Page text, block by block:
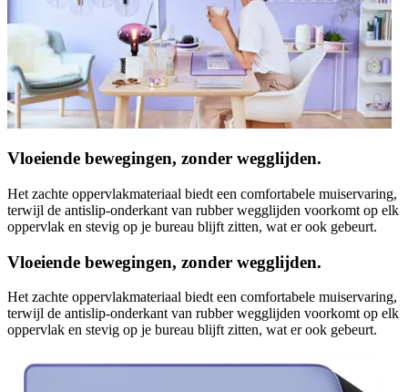
Vloeiende bewegingen, zonder wegglijden.
Het zachte oppervlakmateriaal biedt een comfortabele muiservaring,
terwijl de antislip-onderkant van rubber wegglijden voorkomt op elk
oppervlak en stevig op je bureau blijft zitten, wat er ook gebeurt.
Vloeiende bewegingen, zonder wegglijden.
Het zachte oppervlakmateriaal biedt een comfortabele muiservaring,
terwijl de antislip-onderkant van rubber wegglijden voorkomt op elk
oppervlak en stevig op je bureau blijft zitten, wat er ook gebeurt.